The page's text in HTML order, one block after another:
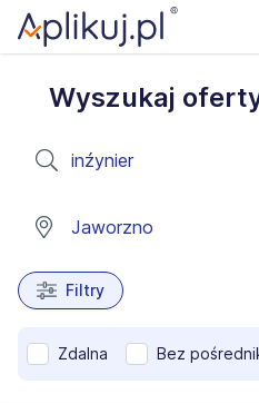
Wyszukaj
Filtry
Zdalna Bez